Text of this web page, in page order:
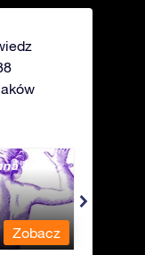
Zobacz